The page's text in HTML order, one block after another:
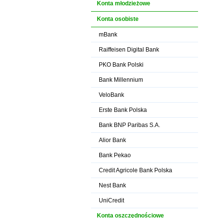
Konta młodzieżowe
Konta osobiste
mBank
Raiffeisen Digital Bank
PKO Bank Polski
Bank Millennium
VeloBank
Erste Bank Polska
Bank BNP Paribas S.A.
Alior Bank
Bank Pekao
Credit Agricole Bank Polska
Nest Bank
UniCredit
Konta oszczędnościowe